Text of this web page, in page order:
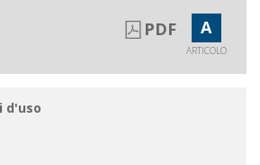
PDF A
ARTICOLO
d'uso